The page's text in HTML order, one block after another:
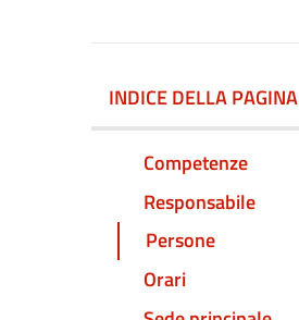
INDICE DELLA PAGINA
Competenze
Responsabile
Persone
Orari